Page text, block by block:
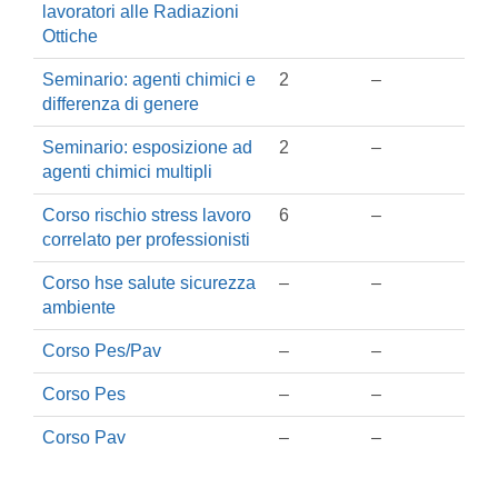
lavoratori alle Radiazioni
Ottiche
Seminario: agenti chimici e
differenza di genere
2 –
Seminario: esposizione ad
agenti chimici multipli
2 –
Corso rischio stress lavoro
correlato per professionisti
6 –
Corso hse salute sicurezza
ambiente
– –
Corso Pes/Pav – –
Corso Pes – –
Corso Pav – –